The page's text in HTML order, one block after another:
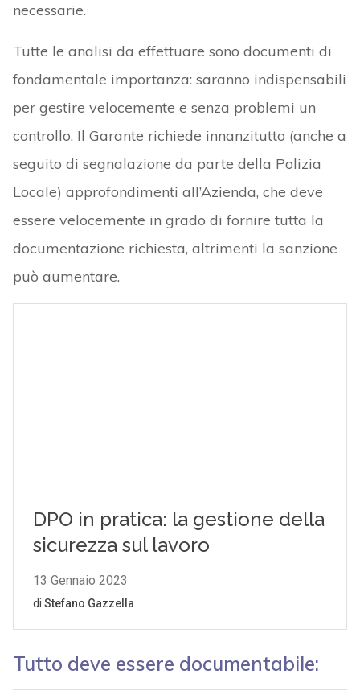
necessarie.
Tutte le analisi da effettuare sono documenti di
fondamentale importanza: saranno indispensabili
per gestire velocemente e senza problemi un
controllo. Il Garante richiede innanzitutto (anche a
seguito di segnalazione da parte della Polizia
Locale) approfondimenti all’Azienda, che deve
essere velocemente in grado di fornire tutta la
documentazione richiesta, altrimenti la sanzione
può aumentare.
Tutto deve essere documentabile: